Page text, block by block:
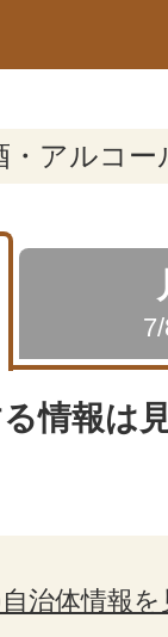
・アルコー
情報は
治体情報を